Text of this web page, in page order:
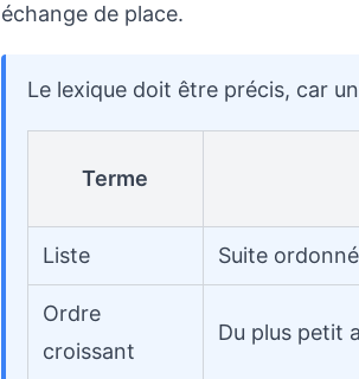
échange de place.
Le lexique doit être précis, car un
Terme
Liste Suite
Ordre
croissant
Du plus petit